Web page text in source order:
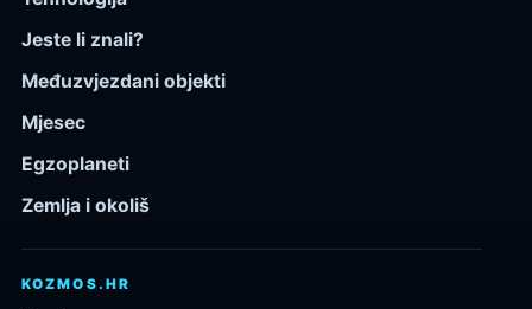
Jeste li znali?
Međuzvjezdani objekti
Mjesec
Egzoplaneti
Zemlja i okoliš
KOZMOS.HR